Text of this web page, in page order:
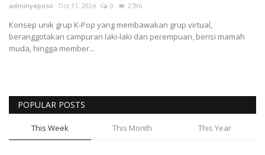
adminyeposo Oct 11, 2024 0 2786
Konsep unik grup K-Pop yang membawakan grup virtual,
beranggotakan campuran laki-laki dan perempuan, berisi mamah
muda, hingga member...
POPULAR POSTS
This Week This Month This Year